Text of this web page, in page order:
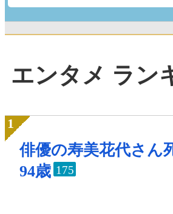
エンタメ ラン
俳優の寿美花代さん
94歳 175